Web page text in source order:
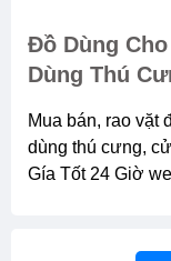
Đồ Dùng
Dùng Thú
Mua bán, rao vặt đồ dùng cho thú cưng, cửa hàng đồ
dùng thú cưng,
Gía Tốt 24 Giờ